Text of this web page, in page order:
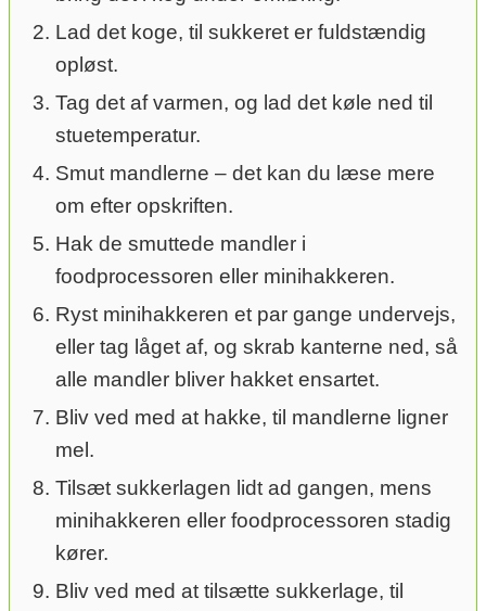
Lad det koge, til sukkeret er fuldstændig
opløst.
Tag det af varmen, og lad det køle ned til
stuetemperatur.
Smut mandlerne – det kan du læse mere
om efter opskriften.
Hak de smuttede mandler i
foodprocessoren eller minihakkeren.
Ryst minihakkeren et par gange undervejs,
eller tag låget af, og skrab kanterne ned, så
alle mandler bliver hakket ensartet.
Bliv ved med at hakke, til mandlerne ligner
mel.
Tilsæt sukkerlagen lidt ad gangen, mens
minihakkeren eller foodprocessoren stadig
kører.
Bliv ved med at tilsætte sukkerlage, til